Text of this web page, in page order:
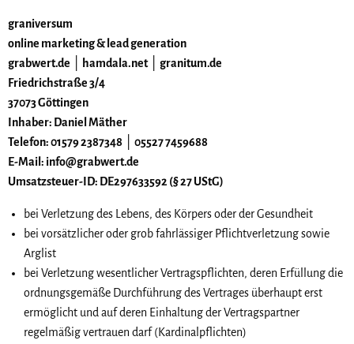
graniversum
online marketing & lead generation
grabwert.de │ hamdala.net │ granitum.de
Friedrichstraße 3/4
37073 Göttingen
Inhaber: Daniel Mäther
Telefon: 01579 2387348 │ 05527 7459688
E-Mail: info@grabwert.de
Umsatzsteuer-ID: DE297633592 (§ 27 UStG)
bei Verletzung des Lebens, des Körpers oder der Gesundheit
bei vorsätzlicher oder grob fahrlässiger Pflichtverletzung sowie
Arglist
bei Verletzung wesentlicher Vertragspflichten, deren Erfüllung die
ordnungsgemäße Durchführung des Vertrages überhaupt erst
ermöglicht und auf deren Einhaltung der Vertragspartner
regelmäßig vertrauen darf (Kardinalpflichten)